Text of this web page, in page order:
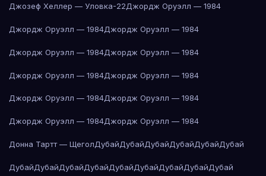
Джозеф Хеллер — Уловка-22Джордж Оруэлл — 1984
Джордж Оруэлл — 1984Джордж Оруэлл — 1984
Джордж Оруэлл — 1984Джордж Оруэлл — 1984
Джордж Оруэлл — 1984Джордж Оруэлл — 1984
Джордж Оруэлл — 1984Джордж Оруэлл — 1984
Джордж Оруэлл — 1984Джордж Оруэлл — 1984
Донна Тартт — ЩеголДубайДубайДубайДубайДубайДубай
ДубайДубайДубайДубайДубайДубайДубайДубайДубай